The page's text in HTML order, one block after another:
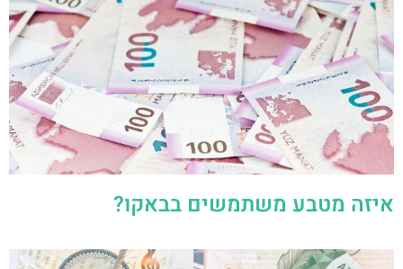
איזה מטבע משתמשים בבאקו?